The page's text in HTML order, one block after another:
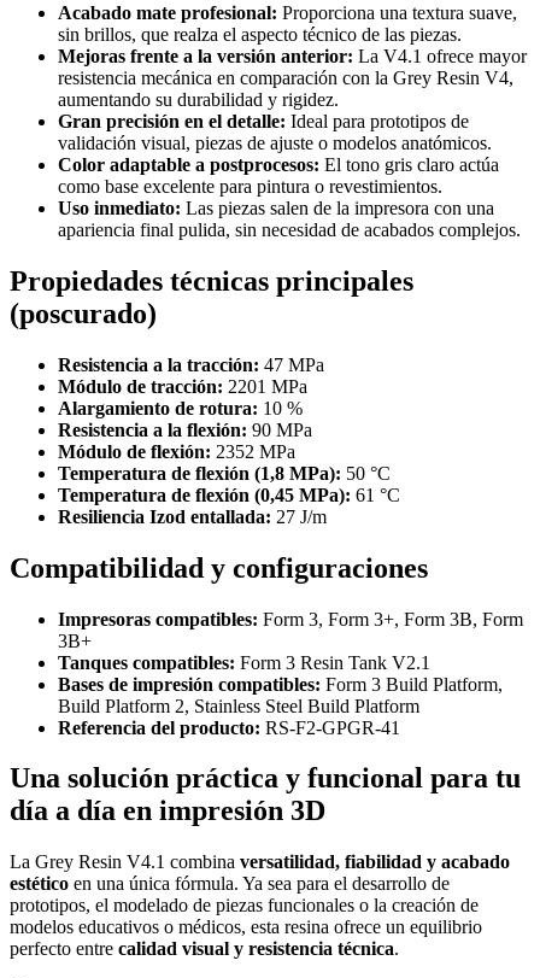
Acabado mate profesional: Proporciona una textura suave,
sin brillos, que realza el aspecto técnico de las piezas.
Mejoras frente a la versión anterior: La V4.1 ofrece mayor
resistencia mecánica en comparación con la Grey Resin V4,
aumentando su durabilidad y rigidez.
Gran precisión en el detalle: Ideal para prototipos de
validación visual, piezas de ajuste o modelos anatómicos.
Color adaptable a postprocesos: El tono gris claro actúa
como base excelente para pintura o revestimientos.
Uso inmediato: Las piezas salen de la impresora con una
apariencia final pulida, sin necesidad de acabados complejos.
Propiedades técnicas principales
(poscurado)
Resistencia a la tracción: 47 MPa
Módulo de tracción: 2201 MPa
Alargamiento de rotura: 10 %
Resistencia a la flexión: 90 MPa
Módulo de flexión: 2352 MPa
Temperatura de flexión (1,8 MPa): 50 °C
Temperatura de flexión (0,45 MPa): 61 °C
Resiliencia Izod entallada: 27 J/m
Compatibilidad y configuraciones
Impresoras compatibles: Form 3, Form 3+, Form 3B, Form
3B+
Tanques compatibles: Form 3 Resin Tank V2.1
Bases de impresión compatibles: Form 3 Build Platform,
Build Platform 2, Stainless Steel Build Platform
Referencia del producto: RS-F2-GPGR-41
Una solución práctica y funcional para tu
día a día en impresión 3D
La Grey Resin V4.1 combina versatilidad, fiabilidad y acabado
estético en una única fórmula. Ya sea para el desarrollo de
prototipos, el modelado de piezas funcionales o la creación de
modelos educativos o médicos, esta resina ofrece un equilibrio
perfecto entre calidad visual y resistencia técnica.